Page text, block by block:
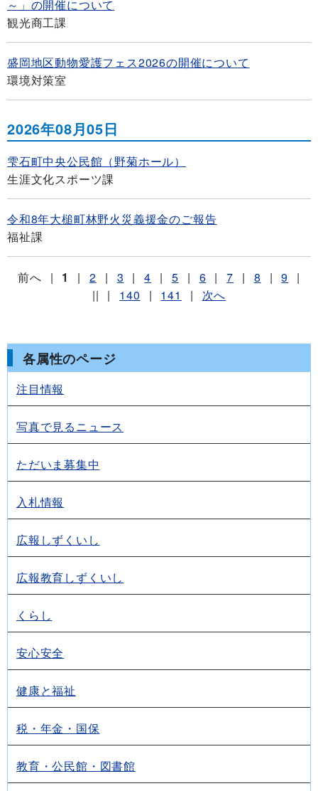
～」の開催について
観光商工課
盛岡地区動物愛護フェス2026の開催について
環境対策室
2026年08月05日
雫石町中央公民館（野菊ホール）
生涯文化スポーツ課
令和8年大槌町林野火災義援金のご報告
福祉課
前へ | 1 | 2 | 3 | 4 | 5 | 6 | 7 | 8 | 9
|
||
| 140 | 141 | 次へ
各属性のページ
注目情報
写真で見るニュース
ただいま募集中
入札情報
広報しずくいし
広報教育しずくいし
くらし
安心安全
健康と福祉
税・年金・国保
教育・公民館・図書館